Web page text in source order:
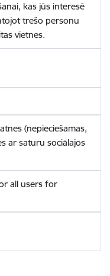
kas jūs interesē
trešo personu
vietnes.
(nepieciešamas,
ar saturu sociālajos
all users for